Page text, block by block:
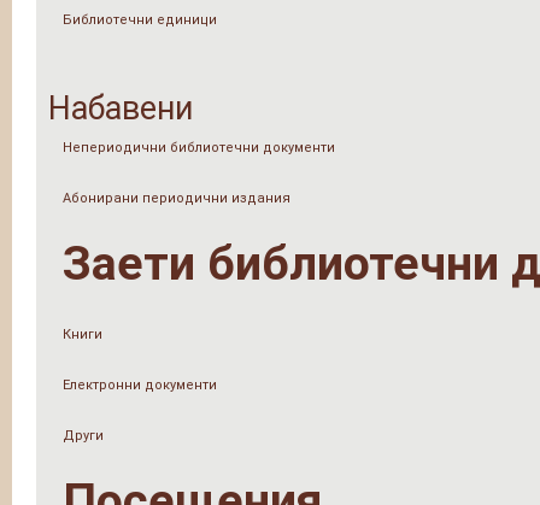
Библиотечни единици
Набавени
Непериодични библиотечни документи
Абонирани периодични издания
Заети библиотечни
Книги
Електронни документи
Други